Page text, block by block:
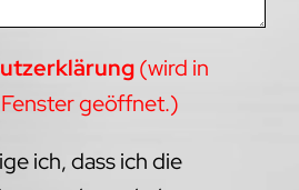
(wird in
geöffnet.)
ich, dass ich die